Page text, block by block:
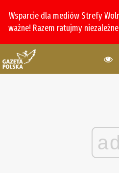
Wsparcie dla mediów Strefy
ważne! Razem ratujmy
ad